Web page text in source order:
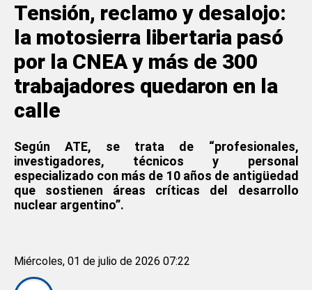
Tensión, reclamo y desalojo:
la motosierra libertaria pasó
por la CNEA y más de 300
trabajadores quedaron en la
calle
Según ATE, se trata de “profesionales,
investigadores, técnicos y personal
especializado con más de 10 años de antigüedad
que sostienen áreas críticas del desarrollo
nuclear argentino”.
Miércoles, 01 de julio de 2026 07:22